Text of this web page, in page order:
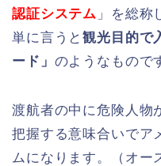
認証システム 」を総称
単に言うと観光目的で
ード」 のようなもので
渡航者の中に危険人物
把握する意味合いでア
ムになります。（オー